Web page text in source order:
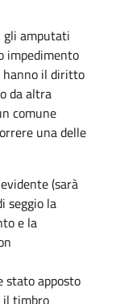
gli amputati
impedimento
hanno il diritto
da altra
comune
una delle
(sarà
seggio la
e la
stato apposto
il timbro